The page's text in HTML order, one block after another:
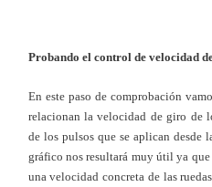
Probando el control de velocidad
En este paso de comprobación
relacionan la velocidad de giro de
de los pulsos que se aplican desde
gráfico nos resultará muy útil ya
una velocidad concreta de las